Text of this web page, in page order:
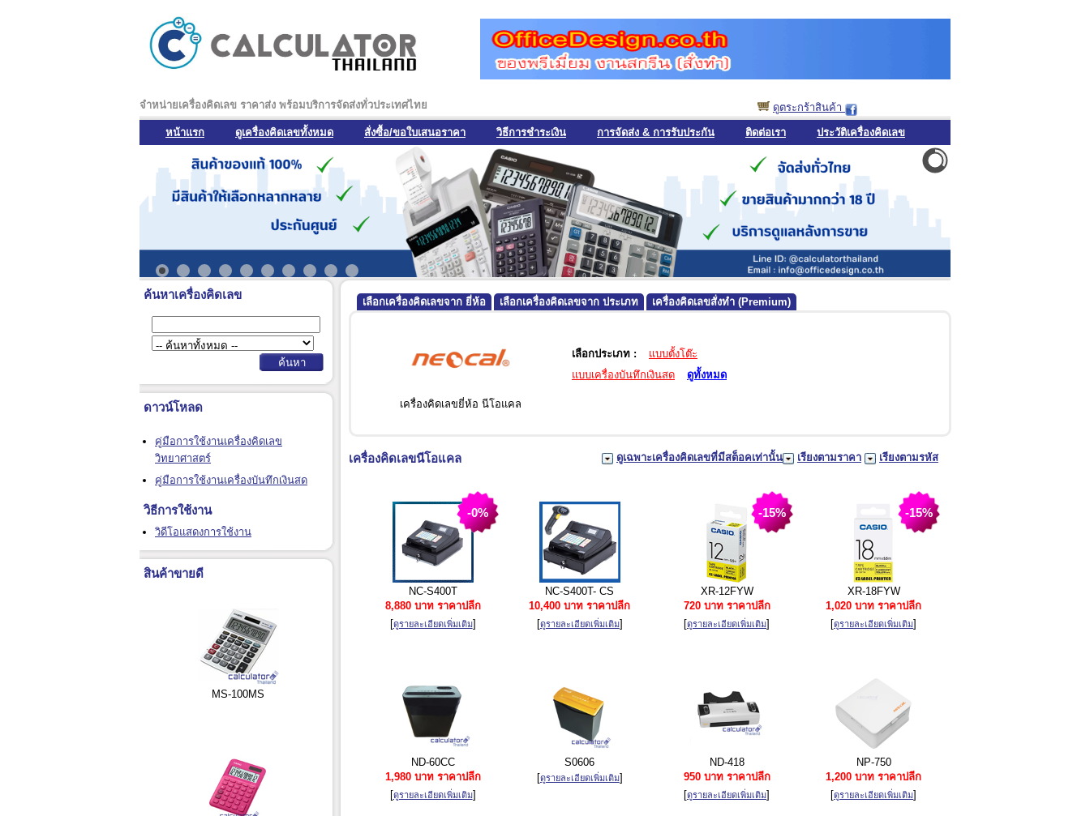
จำหน่ายเครื่องคิดเลข ราคาส่ง พร้อมบริการจัดส่งทั่วประเทศไทย ดูตระกร้าสินค้า
หน้าแรก ดูเครื่องคิดเลขทั้งหมด สั่งซื้อ/ขอใบเสนอราคา วิธีการชำระเงิน การจัดส่ง & การรับประกัน ติดต่อเรา ประวัติเครื่องคิดเลข
ค้นหาเครื่องคิดเลข
ดาวน์โหลด
คู่มือการใช้งานเครื่องคิดเลข
วิทยาศาสตร์
คู่มือการใช้งานเครื่องบันทึกเงินสด
วิธีการใช้งาน
วิดีโอแสดงการใช้งาน
สินค้าขายดี
MS-100MS
เลือกเครื่องคิดเลขจาก ยี่ห้อ เลือกเครื่องคิดเลขจาก ประเภท เครื่องคิดเลขสั่งทำ (Premium)
เครื่องคิดเลขยี่ห้อ นีโอแคล
เลือกประเภท :
แบบตั้งโต๊ะ
แบบเครื่องบันทึกเงินสด
ดูทั้งหมด
เครื่องคิดเลขนีโอแคล ดูเฉพาะเครื่องคิดเลขที่มีสต็อคเท่านั้น เรียงตามราคา เรียงตามรหัส
NC-S400T
8,880 บาท ราคาปลีก
[ดูรายละเอียดเพิ่มเติม]
-0%
NC-S400T- CS
10,400 บาท ราคาปลีก
[ดูรายละเอียดเพิ่มเติม]
XR-12FYW
720 บาท ราคาปลีก
[ดูรายละเอียดเพิ่มเติม]
-15%
XR-18FYW
1,020 บาท ราคาปลีก
[ดูรายละเอียดเพิ่มเติม]
-15%
ND-60CC
1,980 บาท ราคาปลีก
[ดูรายละเอียดเพิ่มเติม]
S0606
[ดูรายละเอียดเพิ่มเติม]
ND-418
950 บาท ราคาปลีก
[ดูรายละเอียดเพิ่มเติม]
NP-750
1,200 บาท ราคาปลีก
[ดูรายละเอียดเพิ่มเติม]